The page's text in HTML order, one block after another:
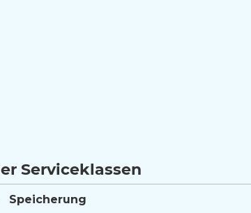
Serviceklassen
Speicherung